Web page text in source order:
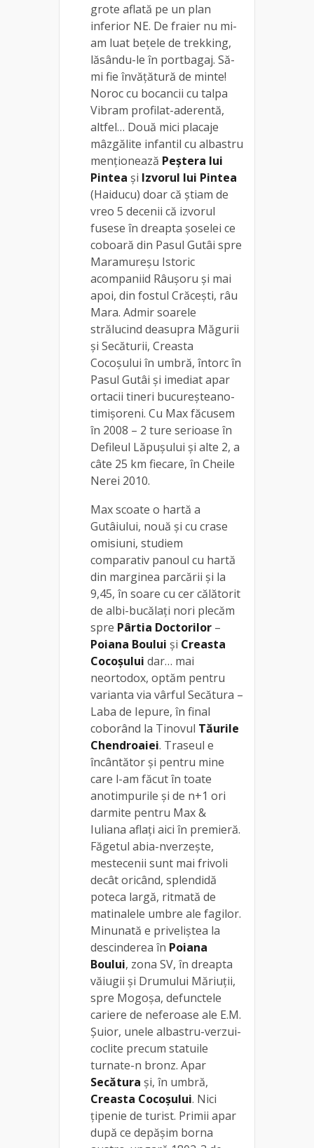
grote aflată pe un plan
inferior NE. De fraier nu mi-
am luat bețele de trekking,
lăsându-le în portbagaj. Să-
mi fie învățătură de minte!
Noroc cu bocancii cu talpa
Vibram profilat-aderentă,
altfel… Două mici placaje
mâzgălite infantil cu albastru
menționează Peștera lui
Pintea și Izvorul lui Pintea
(Haiducu) doar că știam de
vreo 5 decenii că izvorul
fusese în dreapta șoselei ce
coboară din Pasul Gutâi spre
Maramureșu Istoric
acompaniid Râușoru și mai
apoi, din fostul Crăcești, râu
Mara. Admir soarele
strălucind deasupra Măgurii
și Secăturii, Creasta
Cocoșului în umbră, întorc în
Pasul Gutâi și imediat apar
ortacii tineri bucureșteano-
timișoreni. Cu Max făcusem
în 2008 – 2 ture serioase în
Defileul Lăpușului și alte 2, a
câte 25 km fiecare, în Cheile
Nerei 2010.
Max scoate o hartă a
Gutâiului, nouă și cu crase
omisiuni, studiem
comparativ panoul cu hartă
din marginea parcării și la
9,45, în soare cu cer călătorit
de albi-bucălați nori plecăm
spre Pârtia Doctorilor –
Poiana Boului și Creasta
Cocoșului dar… mai
neortodox, optăm pentru
varianta via vârful Secătura –
Laba de Iepure, în final
coborând la Tinovul Tăurile
Chendroaiei. Traseul e
încântător și pentru mine
care l-am făcut în toate
anotimpurile și de n+1 ori
darmite pentru Max &
Iuliana aflați aici în premieră.
Făgetul abia-nverzește,
mestecenii sunt mai frivoli
decât oricând, splendidă
poteca largă, ritmată de
matinalele umbre ale fagilor.
Minunată e priveliștea la
descinderea în Poiana
Boului, zona SV, în dreapta
văiugii și Drumului Măriuții,
spre Mogoșa, defunctele
cariere de neferoase ale E.M.
Șuior, unele albastru-verzui-
coclite precum statuile
turnate-n bronz. Apar
Secătura și, în umbră,
Creasta Cocoșului. Nici
țipenie de turist. Primii apar
după ce depășim borna